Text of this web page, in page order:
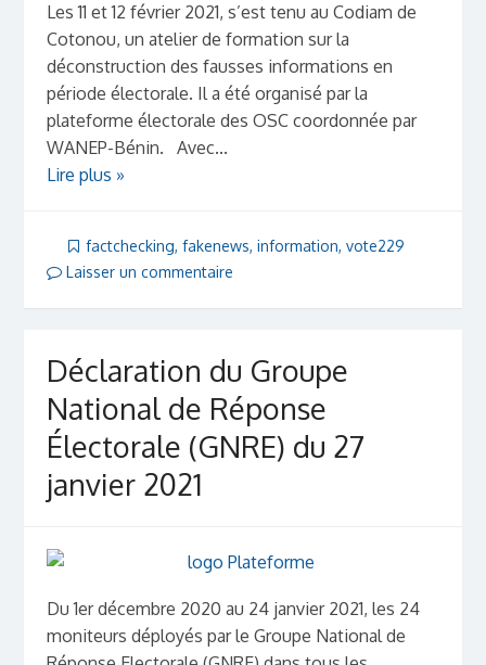
Les 11 et 12 février 2021, s’est tenu au Codiam de
Cotonou, un atelier de formation sur la
déconstruction des fausses informations en
période électorale. Il a été organisé par la
plateforme électorale des OSC coordonnée par
WANEP-Bénin. Avec...
Lire plus »
factchecking, fakenews, information, vote229
Laisser un commentaire
Déclaration du Groupe
National de Réponse
Électorale (GNRE) du 27
janvier 2021
Du 1er décembre 2020 au 24 janvier 2021, les 24
moniteurs déployés par le Groupe National de